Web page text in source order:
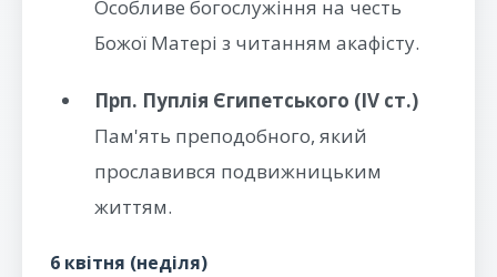
Особливе богослужіння на честь
Божої Матері з читанням акафісту.
Прп. Пуплія Єгипетського (IV ст.)
Пам'ять преподобного, який
прославився подвижницьким
життям.
6 квітня (неділя)